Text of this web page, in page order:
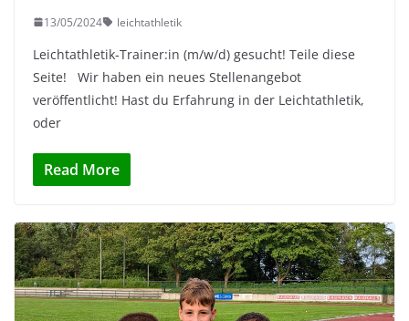
13/05/2024 leichtathletik
Leichtathletik-Trainer:in (m/w/d) gesucht! Teile diese
Seite! Wir haben ein neues Stellenangebot
veröffentlicht! Hast du Erfahrung in der Leichtathletik,
oder
Read More